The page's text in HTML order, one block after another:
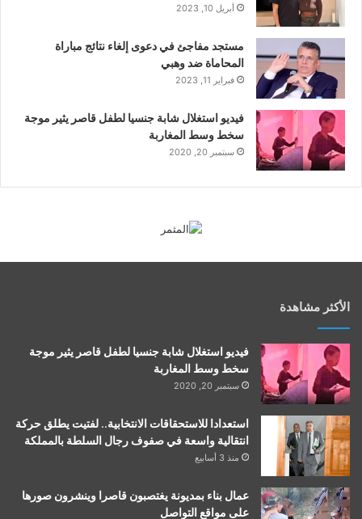
أبريل 10, 2023
مستجد مفاجئ في دعوى إلغاء نتائج مباراة
المحاماة ضد وهبي
فبراير 11, 2023
فيديو استغلال شابة جنسيا لطفل قاصر يثير موجة
سخط وسط المغاربة
سبتمبر 20, 2020
الأكثر مشاهدة
فيديو استغلال شابة جنسيا لطفل قاصر يثير موجة
سخط وسط المغاربة
سبتمبر 20, 2020
استعدادا للاستحقاقات الانتخابية.. لفتيت يطلق حركة
انتقالية واسعة في صفوف رجال السلطة بالمملكة
منذ 3 أسابيع
عمال بناء بمديونة يغتصبون قاصرا وينشرون صورها
على مواقع التواصل